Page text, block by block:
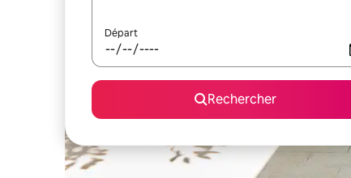
Départ
Rechercher